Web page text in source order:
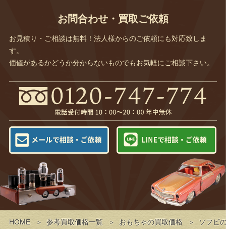
HOME 参考買取価格一覧 おもちゃの買取価格 ソフビ
お問合わせ・買取ご依頼
お見積り・ご相談は無料！法人様からのご依頼にも対応致しま
す。
価値があるかどうか分からないものでもお気軽にご相談下さい。